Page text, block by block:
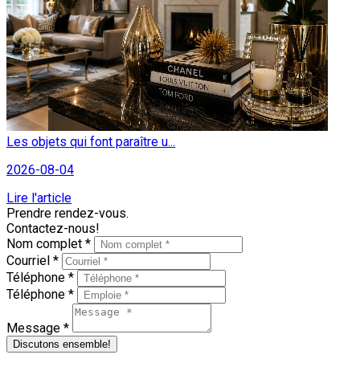
Les objets qui font paraître u...
2026-08-04
Lire l'article
Prendre rendez-vous.
Contactez-nous!
Nom complet *
Courriel *
Téléphone *
Téléphone *
Message *
Discutons ensemble!